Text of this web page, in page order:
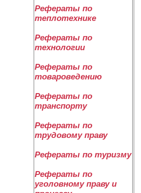
Рефераты по
теплотехнике
Рефераты по
технологии
Рефераты по
товароведению
Рефераты по
транспорту
Рефераты по
трудовому праву
Рефераты по туризму
Рефераты по
уголовному праву и